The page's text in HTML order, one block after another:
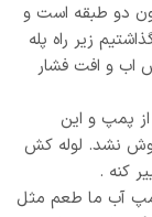
دو طبقه است و
زیر راه پله
اب و افت فشار
پمپ و این
نشد. لوله کش
کنه ‌.
آب ما طعم مثل